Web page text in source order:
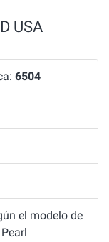
USA
6504
el modelo de